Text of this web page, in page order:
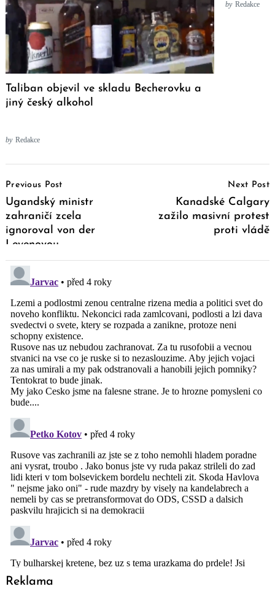
Taliban objevil ve skladu Becherovku a
jiný český alkohol
by Redakce
by Redakce
Navigation
Previous Post
Ugandský ministr
zahraničí zcela
ignoroval von der
Leyenovou
Next Post
Kanadské Calgary
zažilo masivní protest
proti vládě
Reklama